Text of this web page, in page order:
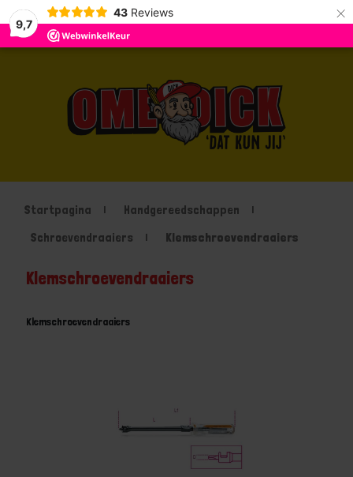
9,7
43 Reviews ×
Startpagina
Handgereedschappen
Schroevendraaiers
Klemschroevendraaiers
Klemschroevendraaiers
Klemschroevendraaiers